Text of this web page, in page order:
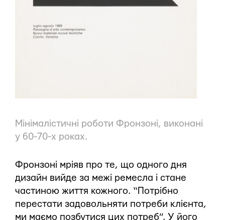
Мінімалістичні роботи Фронзоні, виконані
у 60-70-х роках.
Фронзоні мріяв про те, що одного дня
дизайн вийде за межі ремесла і стане
частиною життя кожного. “Потрібно
перестати задовольняти потреби клієнта,
ми маємо позбутися цих потреб”. У його